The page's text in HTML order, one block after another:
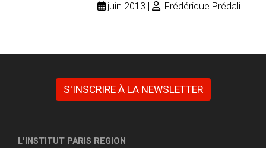
juin 2013 Frédérique Prédali
S'INSCRIRE À LA NEWSLETTER
L'INSTITUT PARIS REGION